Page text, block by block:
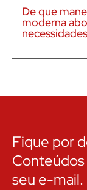
De que
moderna
Fique por
seu e-mail.